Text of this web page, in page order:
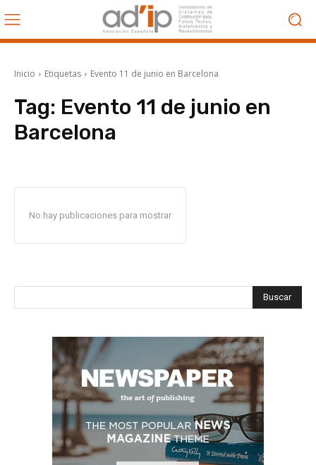
Inicio Etiquetas Evento 11 de junio en Barcelona
Tag: Evento 11 de junio en
Barcelona
No hay publicaciones para mostrar
Buscar